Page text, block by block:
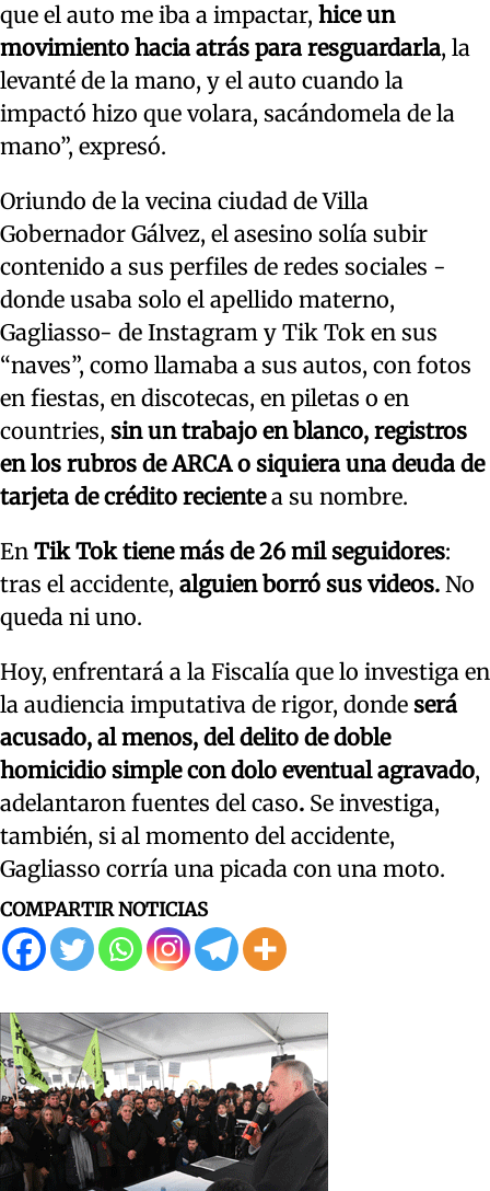
que el auto me iba a impactar, hice un
movimiento hacia atrás para resguardarla, la
levanté de la mano, y el auto cuando la
impactó hizo que volara, sacándomela de la
mano”, expresó.
Oriundo de la vecina ciudad de Villa
Gobernador Gálvez, el asesino solía subir
contenido a sus perfiles de redes sociales -
donde usaba solo el apellido materno,
Gagliasso- de Instagram y Tik Tok en sus
“naves”, como llamaba a sus autos, con fotos
en fiestas, en discotecas, en piletas o en
countries, sin un trabajo en blanco, registros
en los rubros de ARCA o siquiera una deuda de
tarjeta de crédito recientea su nombre.
En Tik Tok tiene más de 26 mil seguidores:
tras el accidente, alguien borró sus videos. No
queda ni uno.
Hoy, enfrentará a la Fiscalía que lo investiga en
la audiencia imputativa de rigor, donde será
acusado, al menos, del delito de doble
homicidio simple con dolo eventual agravado,
adelantaron fuentes del caso. Se investiga,
también, si al momento del accidente,
Gagliasso corría una picada con una moto.
COMPARTIR NOTICIAS